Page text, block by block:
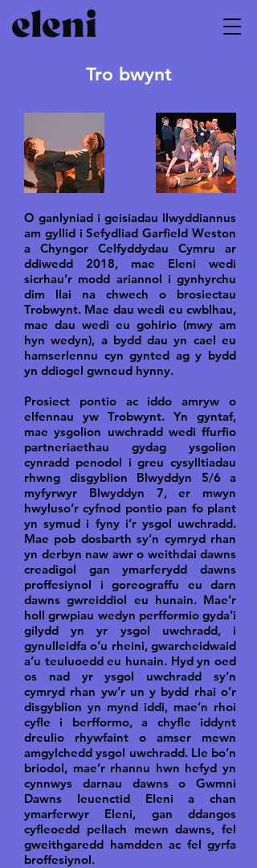
Tro bwynt
O ganlyniad i geisiadau llwyddiannus
am gyllid i Sefydliad Garfield Weston
a Chyngor Celfyddydau Cymru ar
ddiwedd 2018, mae Eleni wedi
sicrhau’r modd ariannol i gynhyrchu
dim llai na chwech o brosiectau
Trobwynt. Mae dau wedi eu cwblhau,
mae dau wedi eu gohirio (mwy am
hyn wedyn), a bydd dau yn cael eu
hamserlennu cyn gynted ag y bydd
yn ddiogel gwneud hynny.
Prosiect pontio ac iddo amryw o
elfennau yw Trobwynt. Yn gyntaf,
mae ysgolion uwchradd wedi ffurfio
partneriaethau gydag ysgolion
cynradd penodol i greu cysylltiadau
rhwng disgyblion Blwyddyn 5/6 a
myfyrwyr Blwyddyn 7, er mwyn
hwyluso’r cyfnod pontio pan fo plant
yn symud i fyny i’r ysgol uwchradd.
Mae pob dosbarth sy’n cymryd rhan
yn derbyn naw awr o weithdai dawns
creadigol gan ymarferydd dawns
proffesiynol i goreograffu eu darn
dawns gwreiddiol eu hunain. Mae’r
holl grwpiau wedyn perfformio gyda’i
gilydd yn yr ysgol uwchradd, i
gynulleidfa o’u rheini, gwarcheidwaid
a’u teuluoedd eu hunain. Hyd yn oed
os nad yr ysgol uwchradd sy’n
cymryd rhan yw’r un y bydd rhai o’r
disgyblion yn mynd iddi, mae’n rhoi
cyfle i berfformo, a chyfle iddynt
dreulio rhywfaint o amser mewn
amgylchedd ysgol uwchradd. Lle bo’n
briodol, mae’r rhannu hwn hefyd yn
cynnwys darnau dawns o Gwmni
Dawns Ieuenctid Eleni a chan
ymarferwyr Eleni, gan ddangos
cyfleoedd pellach mewn dawns, fel
gweithgaredd hamdden ac fel gyrfa
broffesiynol.